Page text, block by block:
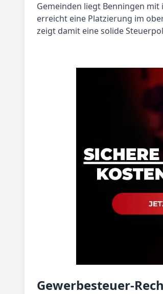
Gemeinden liegt Benningen mit
erreicht eine Platzierung im
zeigt damit eine solide
Gewerbesteuer-